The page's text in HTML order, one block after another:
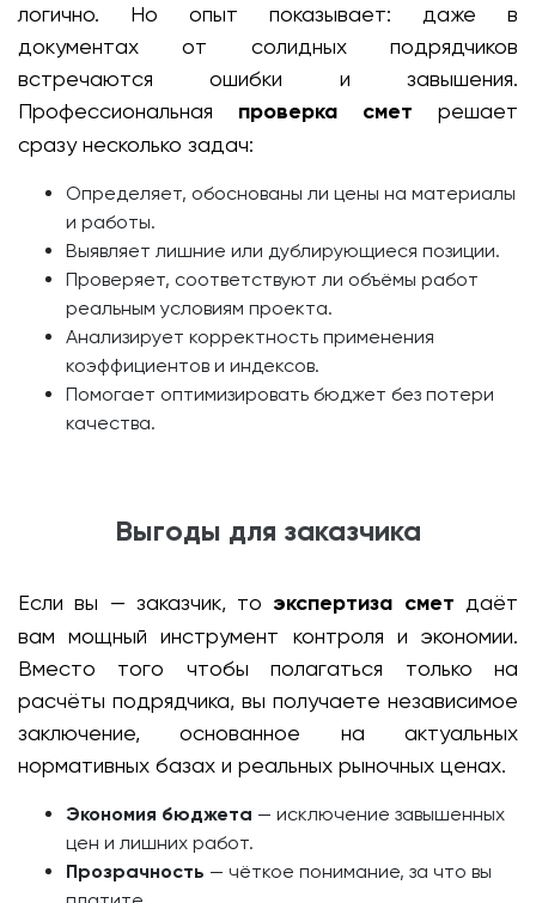
логично. Но опыт показывает: даже в
документах от солидных подрядчиков
встречаются ошибки и завышения.
Профессиональная проверка смет решает
сразу несколько задач:
Определяет, обоснованы ли цены на материалы
и работы.
Выявляет лишние или дублирующиеся позиции.
Проверяет, соответствуют ли объёмы работ
реальным условиям проекта.
Анализирует корректность применения
коэффициентов и индексов.
Помогает оптимизировать бюджет без потери
качества.
Выгоды для заказчика
Если вы — заказчик, то экспертиза смет даёт
вам мощный инструмент контроля и экономии.
Вместо того чтобы полагаться только на
расчёты подрядчика, вы получаете независимое
заключение, основанное на актуальных
нормативных базах и реальных рыночных ценах.
Экономия бюджета — исключение завышенных
цен и лишних работ.
Прозрачность — чёткое понимание, за что вы